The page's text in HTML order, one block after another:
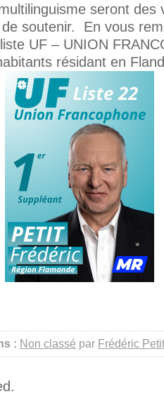
seront des
soutenir. En vous
UF – UNION
résidant en
: Non classé par Frédéric Petit